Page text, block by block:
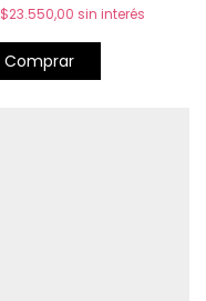
$23.550,00 sin interés
Comprar